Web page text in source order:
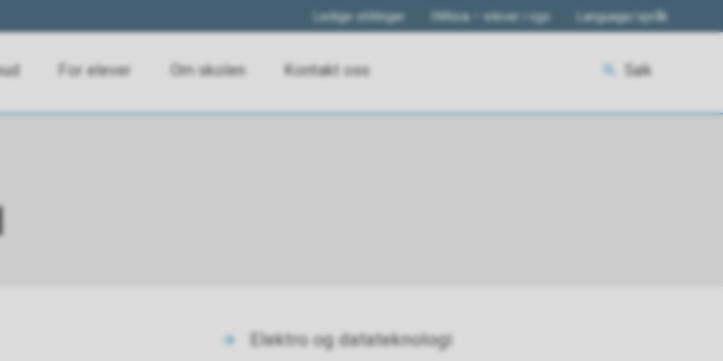
Ledige stillinger INNsia – elever i vgs Language/språk
For elever Om skolen Kontakt oss Søk
Elektro og datateknologi